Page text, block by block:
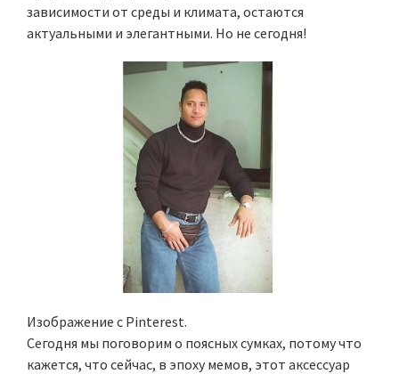
зависимости от среды и климата, остаются
актуальными и элегантными. Но не сегодня!
Изображение с Pinterest.
Сегодня мы поговорим о поясных сумках, потому что
кажется, что сейчас, в эпоху мемов, этот аксессуар